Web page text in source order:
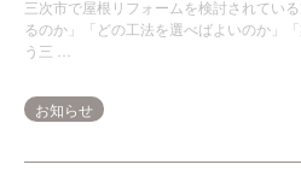
三次市で屋根リフォームを検討されてい
るのか」「どの工法を選べばよいのか」
う三 …
お知らせ